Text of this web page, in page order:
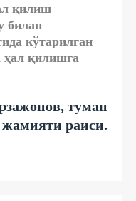
қилиш
билан
кўтарилган
ҳал қилишга
туман
жамияти раиси.